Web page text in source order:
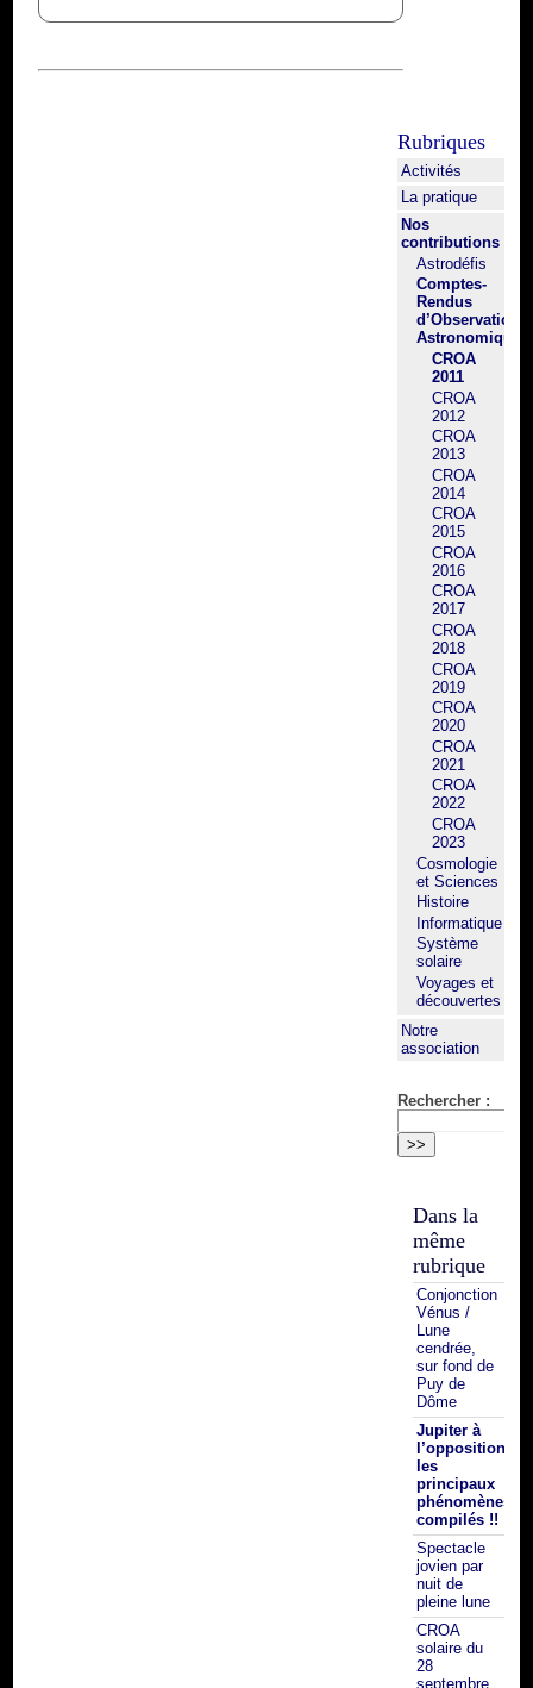
Rubriques
Activités
La pratique
Nos
contributions
Astrodéfis
Comptes-
Rendus
d’Observation
Astronomique
CROA
2011
CROA
2012
CROA
2013
CROA
2014
CROA
2015
CROA
2016
CROA
2017
CROA
2018
CROA
2019
CROA
2020
CROA
2021
CROA
2022
CROA
2023
Cosmologie
et Sciences
Histoire
Informatique
Système
solaire
Voyages et
découvertes
Notre
association
Rechercher :
Dans la
même
rubrique
Conjonction
Vénus /
Lune
cendrée,
sur fond de
Puy de
Dôme
Jupiter à
l’opposition :
les
principaux
phénomènes
compilés !!
Spectacle
jovien par
nuit de
pleine lune
CROA
solaire du
28
septembre